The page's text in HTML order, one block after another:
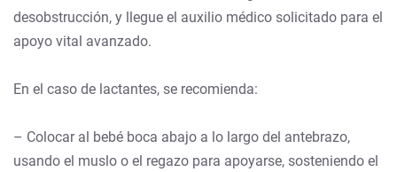
desobstrucción, y llegue el auxilio médico solicitado para el
apoyo vital avanzado.
En el caso de lactantes, se recomienda:
– Colocar al bebé boca abajo a lo largo del antebrazo,
usando el muslo o el regazo para apoyarse, sosteniendo el